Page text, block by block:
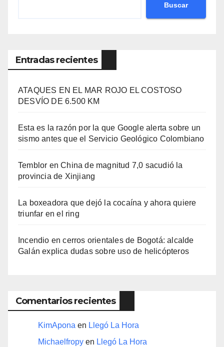
Buscar
Entradas recientes
ATAQUES EN EL MAR ROJO EL COSTOSO
DESVÍO DE 6.500 KM
Esta es la razón por la que Google alerta sobre un
sismo antes que el Servicio Geológico Colombiano
Temblor en China de magnitud 7,0 sacudió la
provincia de Xinjiang
La boxeadora que dejó la cocaína y ahora quiere
triunfar en el ring​
Incendio en cerros orientales de Bogotá: alcalde
Galán explica dudas sobre uso de helicópteros
Comentarios recientes
KimApona en Llegó La Hora
Michaelfropy en Llegó La Hora